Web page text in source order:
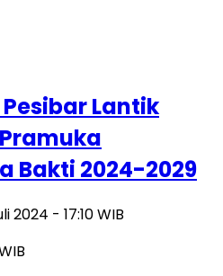
Lantik
Bakti 2024-2029
2024 - 17:10 WIB